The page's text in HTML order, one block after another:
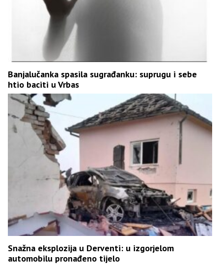
Banjalučanka spasila sugrađanku: suprugu i sebe
htio baciti u Vrbas
Snažna eksplozija u Derventi: u izgorjelom
automobilu pronađeno tijelo